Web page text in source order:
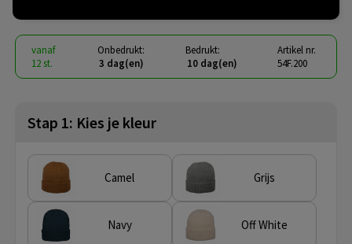
vanaf
12 st.
Onbedrukt:
3 dag(en)
Bedrukt:
10 dag(en)
Artikel nr.
54F.200
Stap 1: Kies je kleur
Camel Grijs
Navy Off White